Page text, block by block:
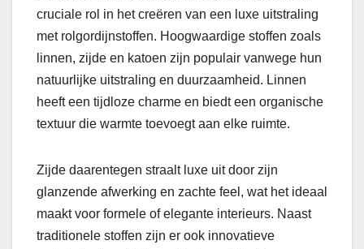
cruciale rol in het creëren van een luxe uitstraling
met rolgordijnstoffen. Hoogwaardige stoffen zoals
linnen, zijde en katoen zijn populair vanwege hun
natuurlijke uitstraling en duurzaamheid. Linnen
heeft een tijdloze charme en biedt een organische
textuur die warmte toevoegt aan elke ruimte.
Zijde daarentegen straalt luxe uit door zijn
glanzende afwerking en zachte feel, wat het ideaal
maakt voor formele of elegante interieurs. Naast
traditionele stoffen zijn er ook innovatieve